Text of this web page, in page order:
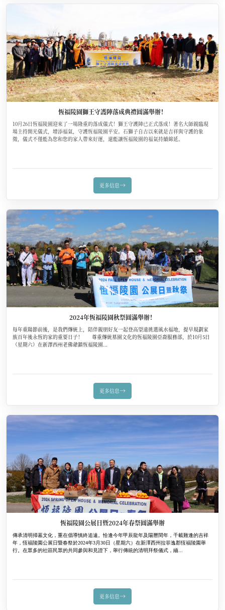
恆福陵園獅王守護陣落成典禮圓滿舉辦！
10月26日恆福陵園迎來了一場隆重的落成儀式！獅王守護陣已正式落成！著名大師親臨現
場主持開光儀式，增添福氣，守護恆福陵園平安。石獅子自古以來就是吉祥與守護的象
徵，儀式不僅能為您和您的家人帶來好運，還能讓恆福陵園的福氣持續綿延。
更多信息→
2024年恆福陵園秋祭圓滿舉辦！
每年重陽節前後，是我們傳統上，陪伴親朋好友一起登高望遠挑選風水福地，提早規劃家
族百年後永恆的家的重要日子！ 尊重傳統墓園文化的恆福陵園亞裔服務部，於10月5日
（星期六）在新澤西州老佛爺鎮恆福陵園...
更多信息→
恆福陵園公展日暨2024年春祭圓滿舉辦
傳承清明掃墓文化，重在倡導慎終追遠。恰逢今年甲辰龍年及陽曆閏年，千載難逢的吉祥
年，恆福陵園公展日暨春祭於2024年3月30日（星期六）在新澤西州拉菲逸郡恆福陵園舉
行。在眾多的社區民眾的共同參與和見證下，舉行傳統的清明拜祭儀式，緬...
更多信息→